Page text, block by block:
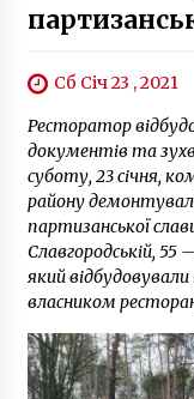
Сб Січ 23 , 2021
Ресторатор
документів та
суботу, 23 січня,
району
партизанської
Славгородській,
який
власником